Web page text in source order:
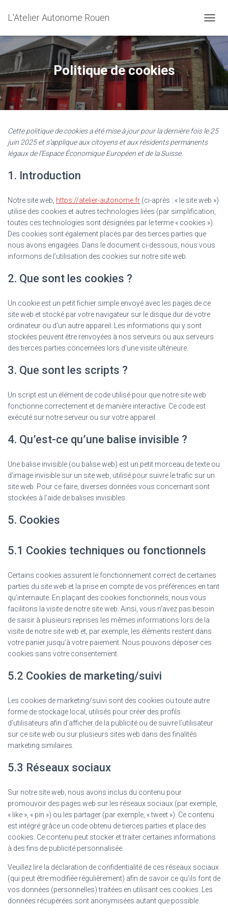
L'Atelier Autonome Rouen
U
V
/
E
I
G
A
T
O
Politique de cookies
Cette politique de cookies a été mise à jour pour la dernière fois le 25
juin 2025 et s’applique aux citoyens et aux résidents permanents
légaux de l’Espace Économique Européen et de la Suisse.
1. Introduction
Notre site web, https://atelier-autonome.fr (ci-après : « le site web »)
utilise des cookies et autres technologies liées (par simplification,
toutes ces technologies sont désignées par le terme « cookies »).
Des cookies sont également placés par des tierces parties que
nous avons engagées. Dans le document ci-dessous, nous vous
informons de l’utilisation des cookies sur notre site web.
2. Que sont les cookies ?
Un cookie est un petit fichier simple envoyé avec les pages de ce
site web et stocké par votre navigateur sur le disque dur de votre
ordinateur ou d’un autre appareil. Les informations qui y sont
stockées peuvent être renvoyées à nos serveurs ou aux serveurs
des tierces parties concernées lors d’une visite ultérieure.
3. Que sont les scripts ?
Un script est un élément de code utilisé pour que notre site web
fonctionne correctement et de manière interactive. Ce code est
exécuté sur notre serveur ou sur votre appareil.
4. Qu’est-ce qu’une balise invisible ?
Une balise invisible (ou balise web) est un petit morceau de texte ou
d’image invisible sur un site web, utilisé pour suivre le trafic sur un
site web. Pour ce faire, diverses données vous concernant sont
stockées à l’aide de balises invisibles.
5. Cookies
5.1 Cookies techniques ou fonctionnels
Certains cookies assurent le fonctionnement correct de certaines
parties du site web et la prise en compte de vos préférences en tant
qu’internaute. En plaçant des cookies fonctionnels, nous vous
facilitons la visite de notre site web. Ainsi, vous n’avez pas besoin
de saisir à plusieurs reprises les mêmes informations lors de la
visite de notre site web et, par exemple, les éléments restent dans
votre panier jusqu’à votre paiement. Nous pouvons déposer ces
cookies sans votre consentement.
5.2 Cookies de marketing/suivi
Les cookies de marketing/suivi sont des cookies ou toute autre
forme de stockage local, utilisés pour créer des profils
d’utilisateurs afin d’afficher de la publicité ou de suivre l’utilisateur
sur ce site web ou sur plusieurs sites web dans des finalités
marketing similaires.
5.3 Réseaux sociaux
Sur notre site web, nous avons inclus du contenu pour
promouvoir des pages web sur les réseaux sociaux (par exemple,
« like », « pin ») ou les partager (par exemple, « tweet »). Ce contenu
est intégré grâce un code obtenu de tierces parties et place des
cookies. Ce contenu peut stocker et traiter certaines informations
à des fins de publicité personnalisée.
Veuillez lire la déclaration de confidentialité de ces réseaux sociaux
(qui peut être modifiée régulièrement) afin de savoir ce qu’ils font de
vos données (personnelles) traitées en utilisant ces cookies. Les
données récupérées sont anonymisées autant que possible.